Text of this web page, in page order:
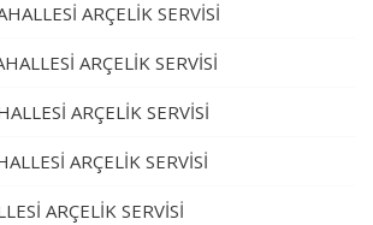
ARÇELİK SERVİSİ
ARÇELİK SERVİSİ
ARÇELİK SERVİSİ
ARÇELİK SERVİSİ
ARÇELİK SERVİSİ